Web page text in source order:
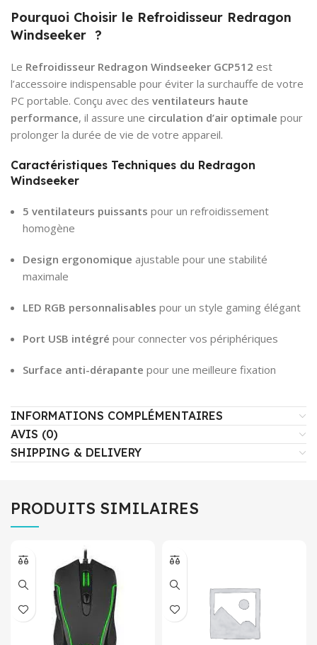
Pourquoi Choisir le Refroidisseur Redragon
Windseeker ?
Le Refroidisseur Redragon Windseeker GCP512 est
l’accessoire indispensable pour éviter la surchauffe de votre
PC portable. Conçu avec des ventilateurs haute
performance, il assure une circulation d’air optimale pour
prolonger la durée de vie de votre appareil.
Caractéristiques Techniques du Redragon
Windseeker
5 ventilateurs puissants pour un refroidissement
homogène
Design ergonomique ajustable pour une stabilité
maximale
LED RGB personnalisables pour un style gaming élégant
Port USB intégré pour connecter vos périphériques
Surface anti-dérapante pour une meilleure fixation
INFORMATIONS COMPLÉMENTAIRES
AVIS (0)
SHIPPING & DELIVERY
PRODUITS SIMILAIRES